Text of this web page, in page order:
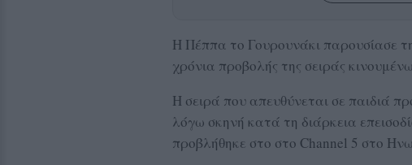
Η Πέππα το Γουρουνάκι παρουσίασε
χρόνια προβολής της σειράς
Η σειρά που απευθύνεται σε παιδιά
λόγω σκηνή κατά τη διάρκεια
προβλήθηκε στο στο Channel 5 στο